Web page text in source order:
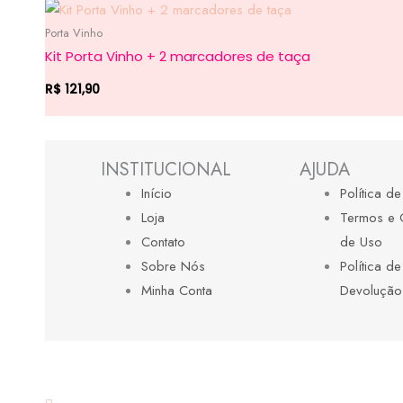
Porta Vinho
Kit Porta Vinho + 2 marcadores de taça
R$ 121,90
INSTITUCIONAL
Início
Loja
Contato
Sobre Nós
Minha Conta
AJUDA
Política
Termos e
de Uso
Política
Devolução